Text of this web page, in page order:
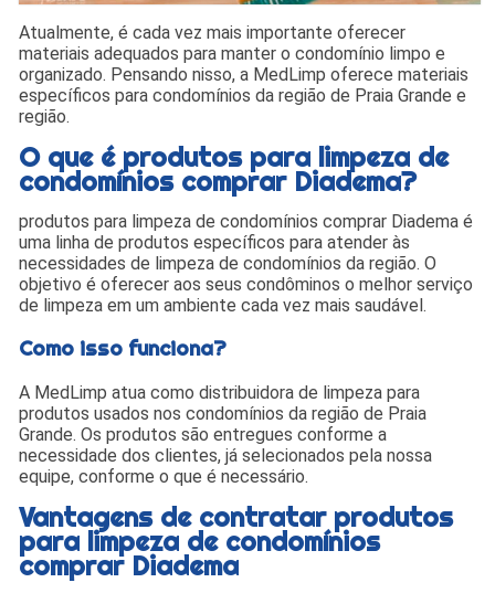
Atualmente, é cada vez mais importante oferecer
materiais adequados para manter o condomínio limpo e
organizado. Pensando nisso, a MedLimp oferece materiais
específicos para condomínios da região de Praia Grande e
região.
O que é produtos para limpeza de
condomínios comprar Diadema?
produtos para limpeza de condomínios comprar Diadema é
uma linha de produtos específicos para atender às
necessidades de limpeza de condomínios da região. O
objetivo é oferecer aos seus condôminos o melhor serviço
de limpeza em um ambiente cada vez mais saudável.
Como isso funciona?
A MedLimp atua como distribuidora de limpeza para
produtos usados nos condomínios da região de Praia
Grande. Os produtos são entregues conforme a
necessidade dos clientes, já selecionados pela nossa
equipe, conforme o que é necessário.
Vantagens de contratar produtos
para limpeza de condomínios
comprar Diadema